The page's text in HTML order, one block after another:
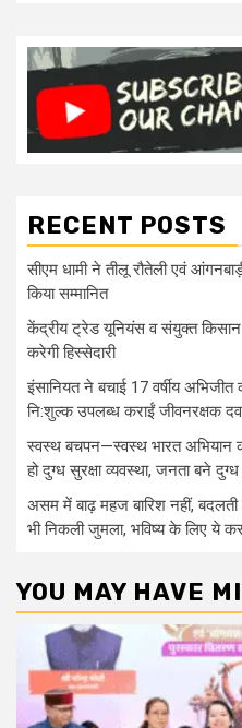
RECENT POSTS
सीएम धामी ने तीलू रौतेली एवं
किया सम्मानित
केंद्रीय ट्रेड यूनियंस व संयुक्त
करेगी हिस्सेदारी
इंसानियत ने बचाई 17 वर्षीय
नि:शुल्क उपलब्ध कराईं जीवनरक्षक
स्वस्थ बचपन—स्वस्थ भारत अभियान
हो दुग्ध सुरक्षा व्यवस्था, जनता बने दुग्ध
असम में बाढ़ महज बारिश नहीं, बदलती
भी निकली जुमला, भविष्य के लिए ये
YOU MAY HAVE